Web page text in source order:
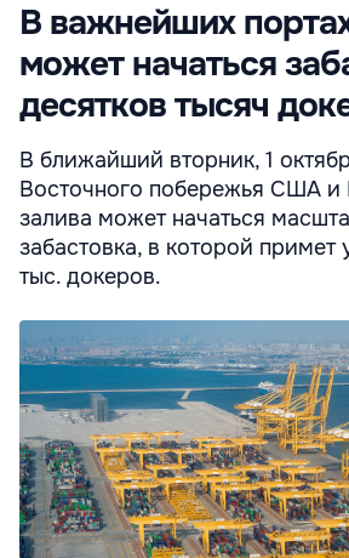
В важнейших
может начаться
десятков тысяч
В ближайший вторник, 1
Восточного побережья США и
залива может начаться
забастовка, в которой примет
тыс. докеров.